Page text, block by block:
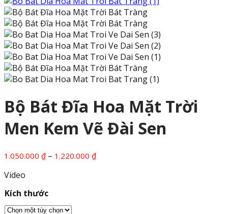
Bộ Bát Đĩa Hoa Mặt Trời
Men Kem Vẽ Đài Sen
1.050.000 ₫ – 1.220.000 ₫Khoảng
Video
Kích thước